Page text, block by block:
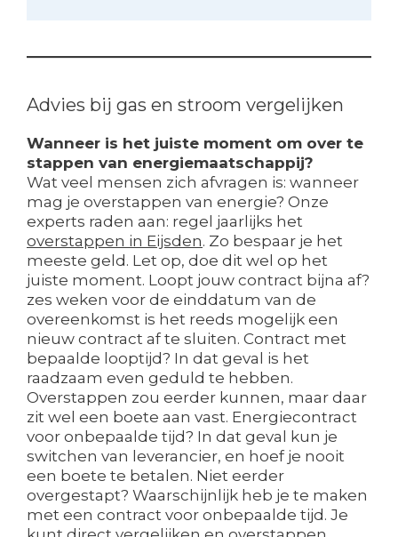
Advies bij gas en stroom vergelijken
Wanneer is het juiste moment om over te
stappen van energiemaatschappij?
Wat veel mensen zich afvragen is: wanneer
mag je overstappen van energie? Onze
experts raden aan: regel jaarlijks het
overstappen in Eijsden. Zo bespaar je het
meeste geld. Let op, doe dit wel op het
juiste moment. Loopt jouw contract bijna af?
zes weken voor de einddatum van de
overeenkomst is het reeds mogelijk een
nieuw contract af te sluiten. Contract met
bepaalde looptijd? In dat geval is het
raadzaam even geduld te hebben.
Overstappen zou eerder kunnen, maar daar
zit wel een boete aan vast. Energiecontract
voor onbepaalde tijd? In dat geval kun je
switchen van leverancier, en hoef je nooit
een boete te betalen. Niet eerder
overgestapt? Waarschijnlijk heb je te maken
met een contract voor onbepaalde tijd. Je